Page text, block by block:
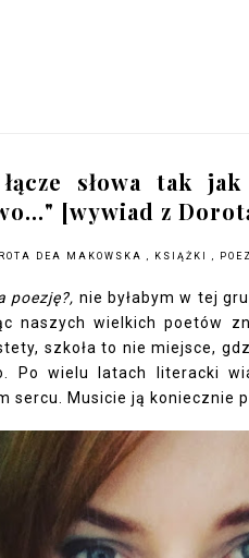
łącze słowa tak
[wywiad z
DEA MAKOWSKA , KSIĄŻKI ,
poezję?, nie byłabym w tej
naszych wielkich poetów
szkoła to nie miejsce,
Po wielu latach literacki
sercu. Musicie ją koniecznie